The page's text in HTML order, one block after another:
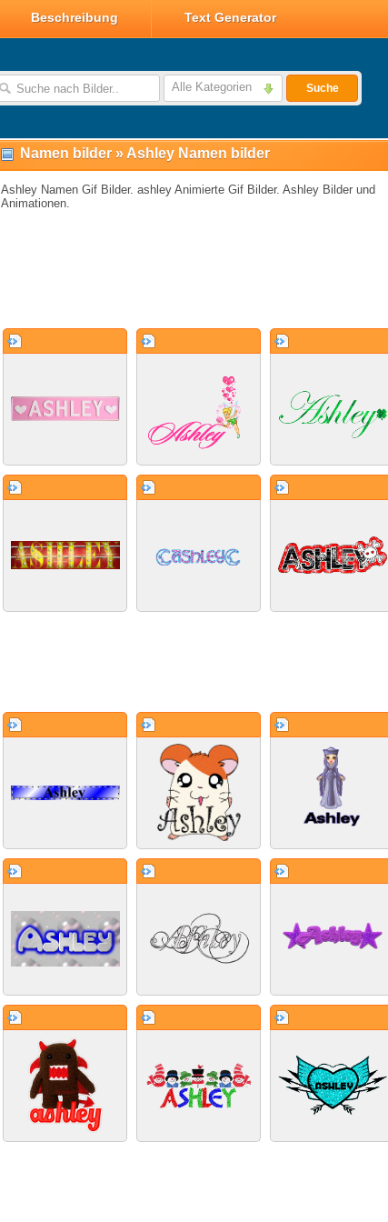
Beschreibung Text Generator
Alle Kategorien Suche
Valentin Bilder
Valentin Smileys
Disney Valentin Bilder
Namen bilder » Ashley Namen bilder
Ashley Namen Gif Bilder. ashley Animierte Gif Bilder. Ashley Bilder und
Animationen.